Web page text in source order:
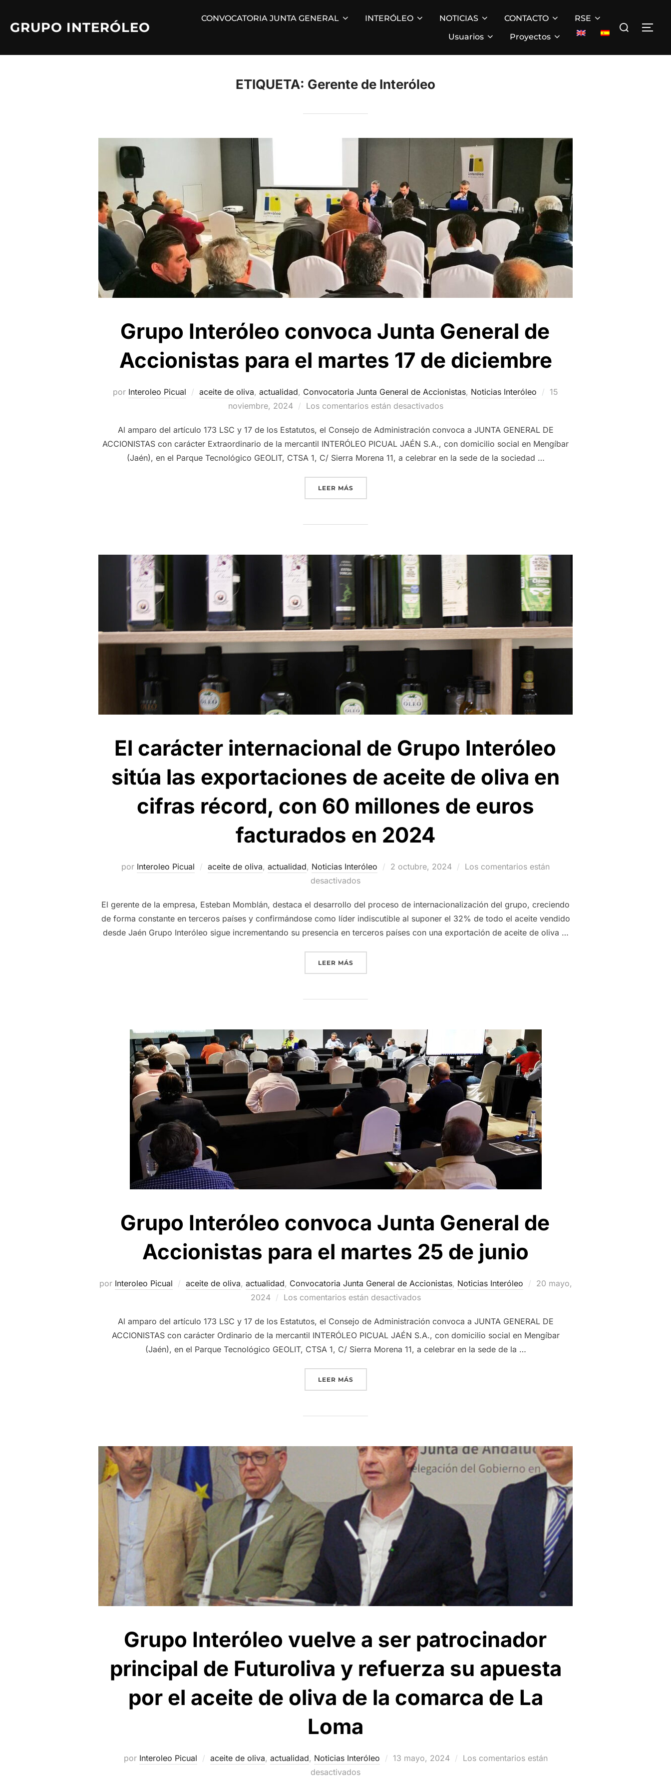
contenido
GRUPO INTERÓLEO
CONVOCATORIA JUNTA GENERAL INTERÓLEO NOTICIAS CONTACTO
RSE
Usuarios
Proyectos
Buscar:
ETIQUETA: Gerente de Interóleo
Grupo Interóleo convoca Junta General de
Accionistas para el martes 17 de diciembre
por Interoleo Picual aceite de oliva, actualidad, Convocatoria Junta General de Accionistas, Noticias Interóleo
Publicado
15
noviembre, 2024
Los comentarios están desactivados
Al amparo del artículo 173 LSC y 17 de los Estatutos, el Consejo de Administración convoca a JUNTA GENERAL DE
ACCIONISTAS con carácter Extraordinario de la mercantil INTERÓLEO PICUAL JAÉN S.A., con domicilio social en Mengíbar
(Jaén), en el Parque Tecnológico GEOLIT, CTSA 1, C/ Sierra Morena 11, a celebrar en la sede de la sociedad …
LEER MÁS«GRUPO INTERÓLEO CONVOCA JUNTA GENERAL DE ACCIONISTAS PARA EL MARTES 17
El carácter internacional de Grupo Interóleo
sitúa las exportaciones de aceite de oliva en
cifras récord, con 60 millones de euros
facturados en 2024
por Interoleo Picual aceite de oliva, actualidad, Noticias Interóleo
Publicado
2 octubre, 2024
Los comentarios están
desactivados
El gerente de la empresa, Esteban Momblán, destaca el desarrollo del proceso de internacionalización del grupo, creciendo
de forma constante en terceros países y confirmándose como líder indiscutible al suponer el 32% de todo el aceite vendido
desde Jaén Grupo Interóleo sigue incrementando su presencia en terceros países con una exportación de aceite de oliva …
LEER MÁS«EL CARÁCTER INTERNACIONAL DE GRUPO INTERÓLEO SITÚA LAS EXPORTACIONES
Grupo Interóleo convoca Junta General de
Accionistas para el martes 25 de junio
por Interoleo Picual aceite de oliva, actualidad, Convocatoria Junta General de Accionistas, Noticias Interóleo
Publicado
20 mayo,
2024
Los comentarios están desactivados
Al amparo del artículo 173 LSC y 17 de los Estatutos, el Consejo de Administración convoca a JUNTA GENERAL DE
ACCIONISTAS con carácter Ordinario de la mercantil INTERÓLEO PICUAL JAÉN S.A., con domicilio social en Mengíbar
(Jaén), en el Parque Tecnológico GEOLIT, CTSA 1, C/ Sierra Morena 11, a celebrar en la sede de la …
LEER MÁS«GRUPO INTERÓLEO CONVOCA JUNTA GENERAL DE ACCIONISTAS PARA EL MARTES 25
Grupo Interóleo vuelve a ser patrocinador
principal de Futuroliva y refuerza su apuesta
por el aceite de oliva de la comarca de La
Loma
por Interoleo Picual aceite de oliva, actualidad, Noticias Interóleo
Publicado
13 mayo, 2024
Los comentarios están
desactivados